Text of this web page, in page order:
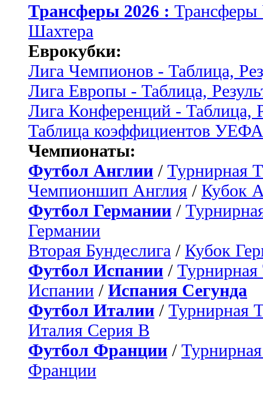
Трансферы 2026 :
Шахтера
Еврокубки:
Лига Чемпионов - Таблица,
Лига Европы - Таблица,
Лига Конференций - Таблица,
Таблица коэффициентов УЕФА
Чемпионаты:
Футбол Англии / Турнирная
Чемпионшип Англия / Кубок
Футбол Германии /
Германии
Вторая Бундеслига / Кубок
Футбол Испании / Турнирная
Испании / Испания Сегунда
Футбол Италии / Турнирная
Италия Серия B
Футбол Франции /
Франции